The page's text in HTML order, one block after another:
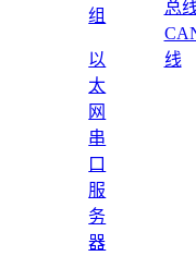
组
以
太
网
串
口
服
务
器
线